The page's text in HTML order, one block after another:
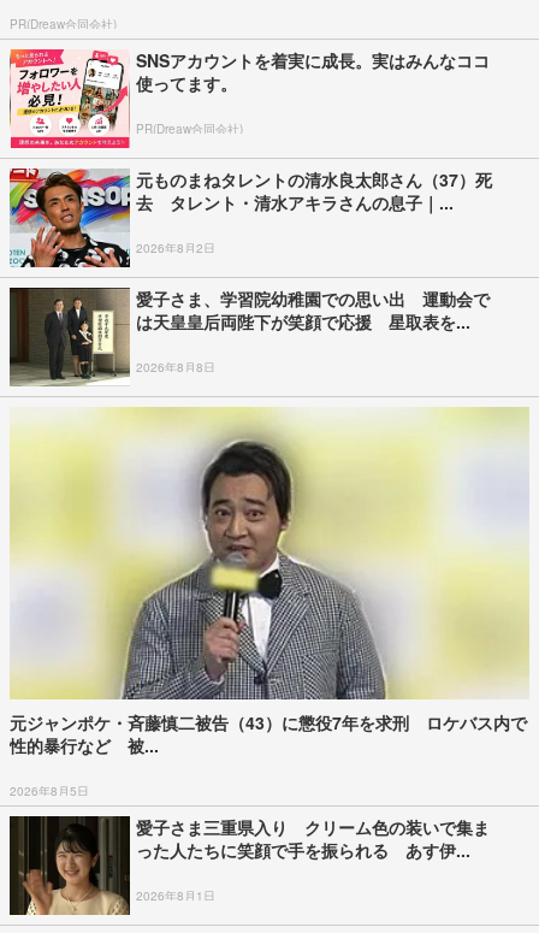
PR(Dreaw合同会社)
SNSアカウントを着実に成長。実はみんなココ
使ってます。
PR(Dreaw合同会社)
元ものまねタレントの清水良太郎さん（37）死
去 タレント・清水アキラさんの息子｜...
2026年8月2日
愛子さま、学習院幼稚園での思い出 運動会で
は天皇皇后両陛下が笑顔で応援 星取表を...
2026年8月8日
元ジャンポケ・斉藤慎二被告（43）に懲役7年を求刑 ロケバス内で
性的暴行など 被...
2026年8月5日
愛子さま三重県入り クリーム色の装いで集ま
った人たちに笑顔で手を振られる あす伊...
2026年8月1日